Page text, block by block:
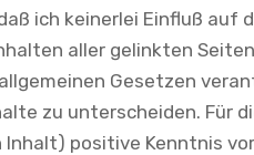
ich keinerlei Einfluß auf
aller gelinkten
Gesetzen
zu unterscheiden. Für
positive Kenntnis